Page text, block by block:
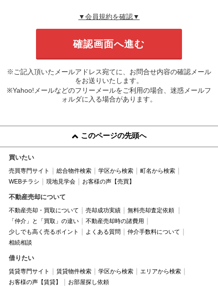
▼会員規約を確認▼
※ご記入頂いたメールアドレス宛てに、お問合せ内容の確認メール
をお送りいたします。
※Yahoo!メールなどのフリーメールをご利用の場合、迷惑メールフ
ォルダに入る場合があります。
このページの先頭へ
買いたい
売買専門サイト 総合物件検索 学区から検索
町名から検索
WEBチラシ
現地見学会 お客様の声【売買】
不動産売却について
不動産売却・買取について 売却成功実績
無料売却査定依頼
「仲介」と「買取」の違い
不動産売却時の諸費用
少しでも高く売るポイント
よくある質問
仲介手数料について
相続相談
借りたい
賃貸専門サイト 賃貸物件検索 学区から検索
エリアから検索
お客様の声【賃貸】
お部屋探し依頼